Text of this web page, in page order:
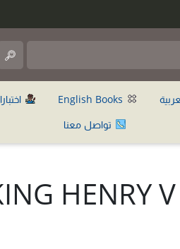
تواصل معنا
HENRY